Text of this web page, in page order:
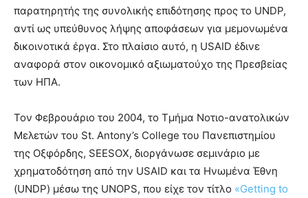
παρατηρητής της συνολικής επιδότησης προς το UNDP,
αντί ως υπεύθυνος λήψης αποφάσεων για μεμονωμένα
δικοινοτικά έργα. Στο πλαίσιο αυτό, η USAID έδινε
αναφορά στον οικονομικό αξιωματούχο της Πρεσβείας
των ΗΠΑ.
Τον Φεβρουάριο του 2004, το Τμήμα Νοτιο-ανατολικών
Μελετών του St. Antony’s College του Πανεπιστημίου
της Οξφόρδης, SEESOX, διοργάνωσε σεμινάριο με
χρηματοδότηση από την USAID και τα Ηνωμένα Έθνη
(UNDP) μέσω της UNOPS, που είχε τον τίτλο «Getting to